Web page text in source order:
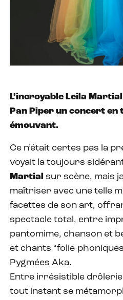
L’incroyable Leila
Pan Piper un concert
émouvant.
Ce n’était certes pas la
voyait la toujours
Martial sur scène, mais
maîtriser avec une telle
facettes de son art,
spectacle total, entre
pantomime, chanson et
et chants “folie-
Pygmées Aka.
Entre irrésistible
tout instant se